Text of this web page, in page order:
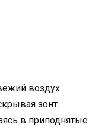
воздух
зонт.
в приподнятые